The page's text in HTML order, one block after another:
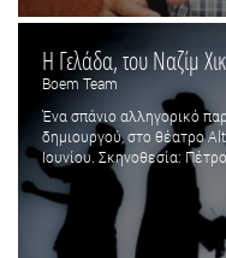
Η Γελάδα, του Ναζίμ
Boem Team
Ένα σπάνιο αλληγορικό
δημιουργού, στο θέατρο
Ιουνίου. Σκηνοθεσία: